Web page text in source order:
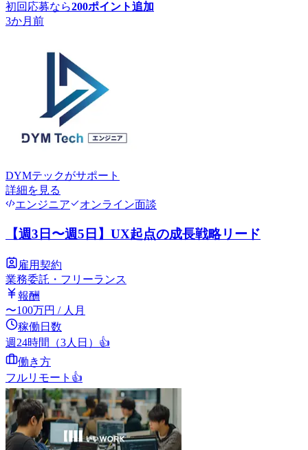
初回応募なら200ポイント追加
3か月前
DYMテックがサポート
詳細を見る
エンジニア
オンライン面談
【週3日〜週5日】UX起点の成長戦略リード
雇用契約
業務委託・フリーランス
報酬
〜100万円 / 人月
稼働日数
週24時間（3人日） 👍
働き方
フルリモート 👍